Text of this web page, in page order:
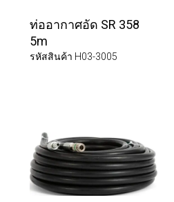
ท่ออากาศอัด SR 358
5m
รหัสสินค้า H03-3005